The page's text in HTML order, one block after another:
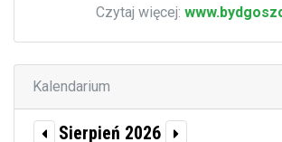
Czytaj więcej:
Kalendarium
Sierpień 2026